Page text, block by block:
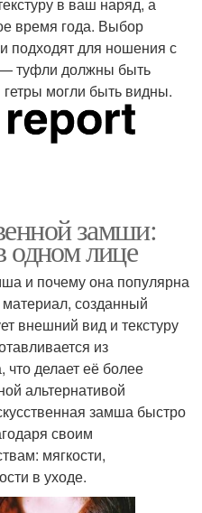
время года. Выбор
подходят для ношения с
туфли должны быть
могли быть видны.
замши:
одном лице
и почему она популярна
созданный
внешний вид и текстуру
из
что делает её более
альтернативой
замша быстро
своим
мягкости,
в уходе.